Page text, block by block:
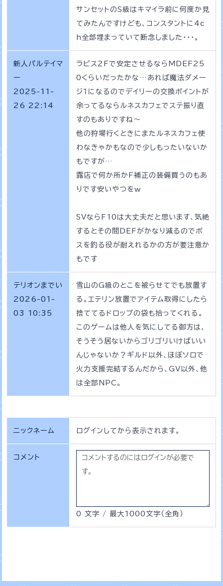
サンセットのS級はキマイラ前に何度か見
てみたんですけども、コンスタントに4c
h全部埋まっていて断念しました・・・。
新人パルテイマ
ー
2025-11-
26 22:14
ラピス２Fで安定させるならMDEF25
0くらいだったかな…あれば魔法ダメー
ジ１になるのでデイリーの交換ポイントが
余ってるならルネスカフェでステ振り直
すのもありですね～
他の狩場行くときにまたルネスカフェ使
わなきゃかもなので少しもったいないか
もですが…
露店で何か所かF補正の装備買うのもあ
りです安いやつをｗ
SVならF10は大丈夫だと思います、気絶
するとその間DEFがかなり減るのでボ
スを釣る役が耐えれるかの方が要注意か
もです
テリオンまでい
2026-01-
03 10:35
雪山のG級のとこを被らせてでも放置す
る。エテリン放置でアイテム取得にしたら
捨ててるドロップの袋も拾ってくれる。
このゲームは他人を気にしてる御方は、
そうそう居ないからゴリゴリいけばいい
んじゃないか？ギルド以外、ほぼソロで
火力支援完結するんだから、GV以外、他
は全部NPC。
ニックネーム ログインしてから表示されます。
コメント
0 文字 / 最大1000文字（全角）